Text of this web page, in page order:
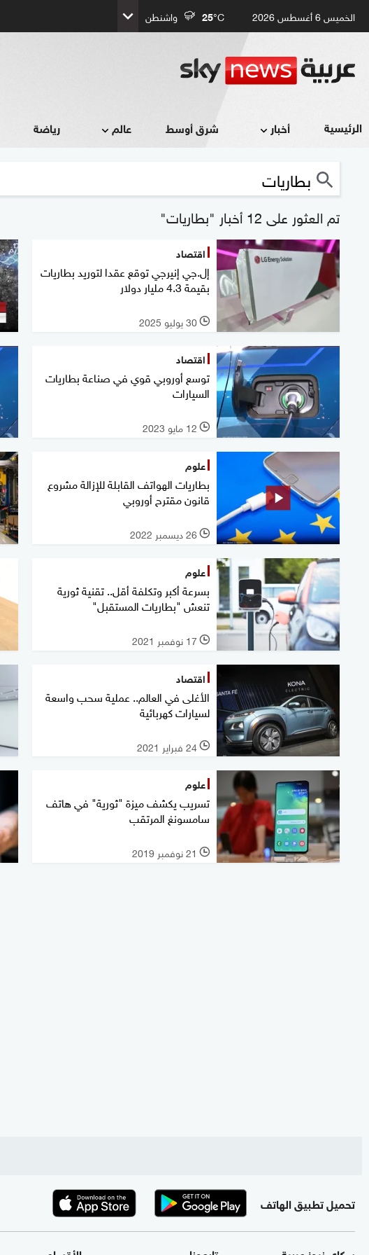
الخميس 6 أغسطس 2026 25°C واشنطن
الرئيسية أخبار شرق أوسط عالم رياضة
تم العثور على 12 أخبار "بطاريات"
اقتصاد
إل.جي إنيرجي توقع عقدا لتوريد بطاريات
بقيمة 4.3 مليار دولار
l 30 يوليو 2025
اقتصاد
توسع أوروبي قوي في صناعة بطاريات
السيارات
l 12 مايو 2023
علوم
بطاريات الهواتف القابلة للإزالة مشروع
قانون مقترح أوروبي
l 26 ديسمبر 2022
علوم
بسرعة أكبر وتكلفة أقل.. تقنية ثورية
تنعش "بطاريات المستقبل"
l 17 نوفمبر 2021
اقتصاد
الأغلى في العالم.. عملية سحب واسعة
لسيارات كهربائية
l 24 فبراير 2021
علوم
تسريب يكشف ميزة "ثورية" في هاتف
سامسونغ المرتقب
l 21 نوفمبر 2019
تحميل تطبيق الهاتف